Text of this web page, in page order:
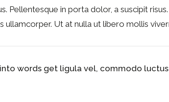
Pellentesque in porta dolor, a suscipit
ullamcorper. Ut at nulla ut libero mollis
words get ligula vel, commodo